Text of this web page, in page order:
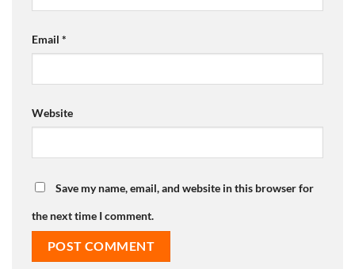
Email *
Website
Save my name, email, and website in this browser for
the next time I comment.